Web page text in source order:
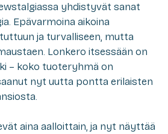
yhdistyvät sanat
Epävarmoina aikoina
ja turvalliseen, mutta
Lonkero itsessään on
– koko tuoteryhmä on
nyt uutta pontta erilaisten
aina aalloittain, ja nyt näyttää